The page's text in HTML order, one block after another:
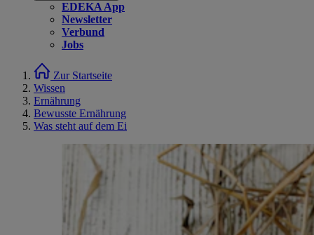
EDEKA App
Newsletter
Verbund
Jobs
Zur Startseite
Wissen
Ernährung
Bewusste Ernährung
Was steht auf dem Ei